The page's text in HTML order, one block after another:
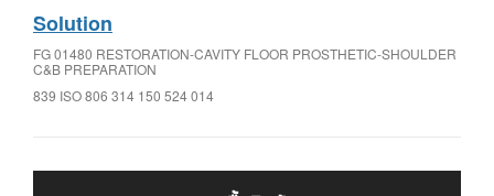
Solution
FG 01480 RESTORATION-CAVITY FLOOR PROSTHETIC-SHOULDER
C&B PREPARATION
839 ISO 806 314 150 524 014